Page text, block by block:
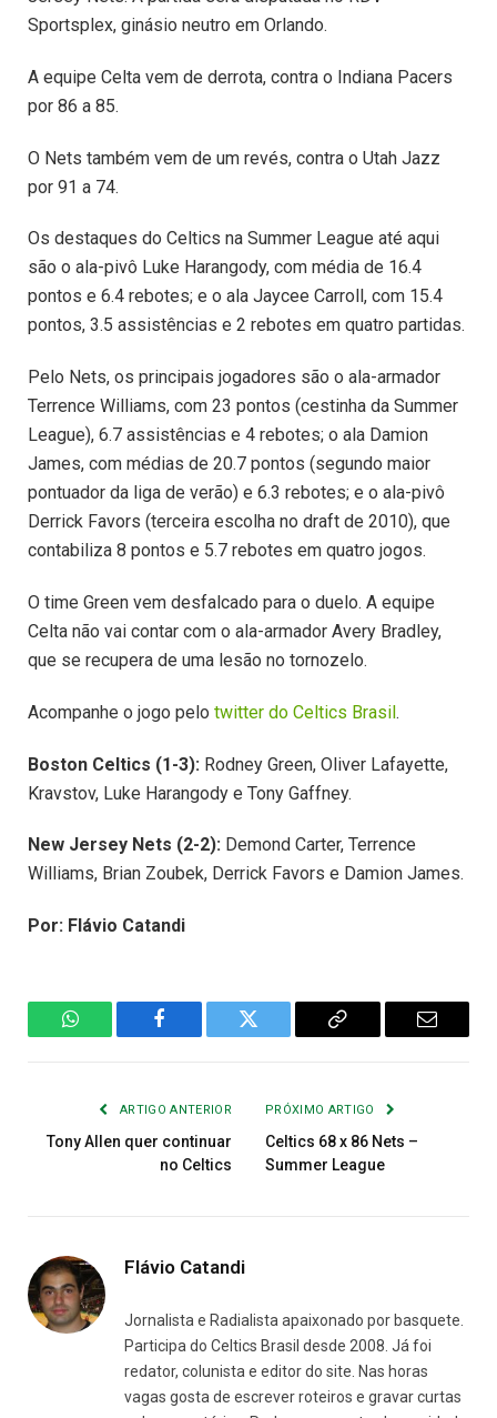
Sportsplex, ginásio neutro em Orlando.
A equipe Celta vem de derrota, contra o Indiana Pacers
por 86 a 85.
O Nets também vem de um revés, contra o Utah Jazz
por 91 a 74.
Os destaques do Celtics na Summer League até aqui
são o ala-pivô Luke Harangody, com média de 16.4
pontos e 6.4 rebotes; e o ala Jaycee Carroll, com 15.4
pontos, 3.5 assistências e 2 rebotes em quatro partidas.
Pelo Nets, os principais jogadores são o ala-armador
Terrence Williams, com 23 pontos (cestinha da Summer
League), 6.7 assistências e 4 rebotes; o ala Damion
James, com médias de 20.7 pontos (segundo maior
pontuador da liga de verão) e 6.3 rebotes; e o ala-pivô
Derrick Favors (terceira escolha no draft de 2010), que
contabiliza 8 pontos e 5.7 rebotes em quatro jogos.
O time Green vem desfalcado para o duelo. A equipe
Celta não vai contar com o ala-armador Avery Bradley,
que se recupera de uma lesão no tornozelo.
Acompanhe o jogo pelo twitter do Celtics Brasil.
Boston Celtics (1-3): Rodney Green, Oliver Lafayette,
Kravstov, Luke Harangody e Tony Gaffney.
New Jersey Nets (2-2): Demond Carter, Terrence
Williams, Brian Zoubek, Derrick Favors e Damion James.
Por: Flávio Catandi
WhatsAppFacebook Twitter
Copiar
E-
ARTIGO ANTERIOR
Tony Allen quer continuar
no Celtics
PRÓXIMO ARTIGO
Celtics 68 x 86 Nets –
Summer League
Flávio Catandi
Jornalista e Radialista apaixonado por basquete.
Participa do Celtics Brasil desde 2008. Já foi
redator, colunista e editor do site. Nas horas
vagas gosta de escrever roteiros e gravar curtas